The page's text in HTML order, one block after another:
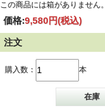
この商品には箱がありません。
価格:9,580円(税込)
注文
購入数： 本
在庫